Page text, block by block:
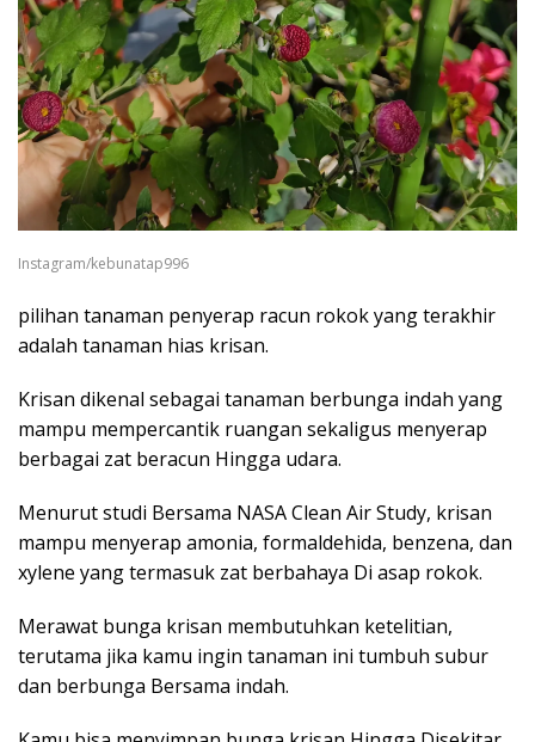
Instagram/kebunatap996
pilihan tanaman penyerap racun rokok yang terakhir
adalah tanaman hias krisan.
Krisan dikenal sebagai tanaman berbunga indah yang
mampu mempercantik ruangan sekaligus menyerap
berbagai zat beracun Hingga udara.
Menurut studi Bersama NASA Clean Air Study, krisan
mampu menyerap amonia, formaldehida, benzena, dan
xylene yang termasuk zat berbahaya Di asap rokok.
Merawat bunga krisan membutuhkan ketelitian,
terutama jika kamu ingin tanaman ini tumbuh subur
dan berbunga Bersama indah.